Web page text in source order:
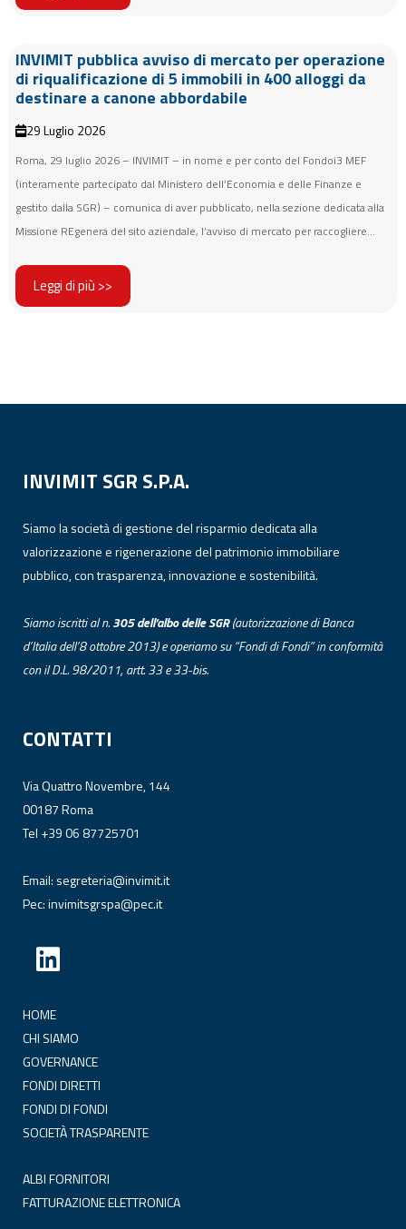
INVIMIT pubblica avviso di mercato per operazione
di riqualificazione di 5 immobili in 400 alloggi da
destinare a canone abbordabile
29 Luglio 2026
Roma, 29 luglio 2026 – INVIMIT – in nome e per conto del Fondoi3 MEF
(interamente partecipato dal Ministero dell’Economia e delle Finanze e
gestito dalla SGR) – comunica di aver pubblicato, nella sezione dedicata alla
Missione REgenera del sito aziendale, l’avviso di mercato per raccogliere...
Leggi di più >>
INVIMIT SGR S.P.A.
Siamo la società di gestione del risparmio dedicata alla
valorizzazione e rigenerazione del patrimonio immobiliare
pubblico, con trasparenza, innovazione e sostenibilità.
Siamo iscritti al n.305 dell’albodelleSGR(autorizzazione di Banca
d’Italia dell’8 ottobre 2013) e operiamo su “Fondi di Fondi” in conformità
con il D.L. 98/2011, artt. 33 e 33-bis.
CONTATTI
Via Quattro Novembre, 144
00187 Roma
Tel +39 06 87725701
Email: segreteria@invimit.it
Pec:invimitsgrspa@pec.it
HOME
CHI SIAMO
GOVERNANCE
FONDI DIRETTI
FONDI DI FONDI
SOCIETÀ TRASPARENTE
ALBI FORNITORI
FATTURAZIONE ELETTRONICA